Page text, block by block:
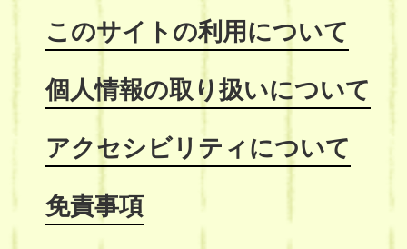
このサイトの利用について
個人情報の取り扱いについて
アクセシビリティについて
免責事項